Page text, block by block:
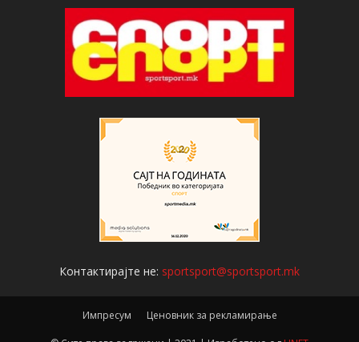
Контактирајте не: sportsport@sportsport.mk
Импресум Ценовник за рекламирање